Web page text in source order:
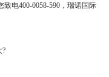
电400-0058-590，瑞诺国际
?